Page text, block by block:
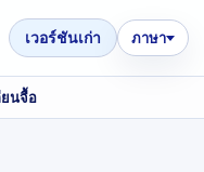
เวอร์ชันเก่า ภาษา
ยนจื้อ